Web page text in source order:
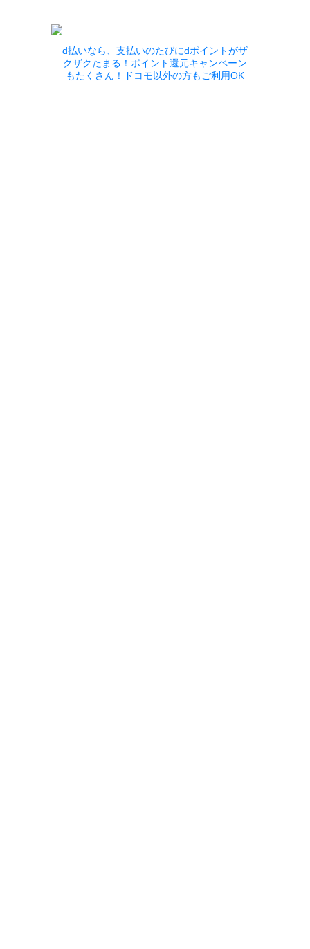
d払いなら、支払いのたびにdポイントがザ
クザクたまる！ポイント還元キャンペーン
もたくさん！ドコモ以外の方もご利用OK